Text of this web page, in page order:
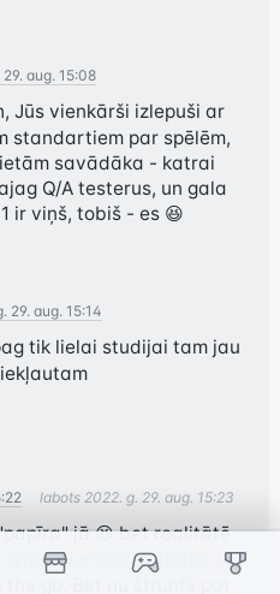
aug. 15:08
Jūs vienkārši izlepuši ar
standartiem par spēlēm,
savādāka - katrai
Q/A testerus, un gala
ir viņš, tobiš - es 😆
29. aug. 15:14
tik lielai studijai tam jau
labots 2022. g. 29. aug. 15:23
jā 😆 bet realitātē
whatever kādā stadijā un